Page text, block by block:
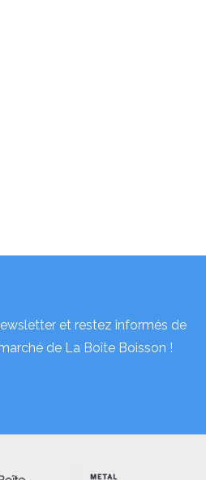
et restez informés de
de La Boîte Boisson !